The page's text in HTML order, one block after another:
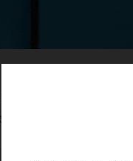
代のスピンギミックを